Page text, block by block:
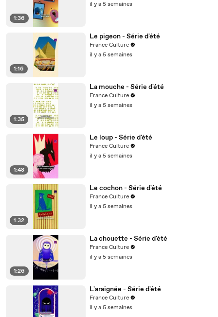
1:36
il y a 5 semaines
1:16
Le pigeon - Série d'été
France Culture
il y a 5 semaines
1:35
La mouche - Série d'été
France Culture
il y a 5 semaines
1:48
Le loup - Série d'été
France Culture
il y a 5 semaines
1:32
Le cochon - Série d'été
France Culture
il y a 5 semaines
1:26
La chouette - Série d'été
France Culture
il y a 5 semaines
L'araignée - Série d'été
France Culture
il y a 5 semaines